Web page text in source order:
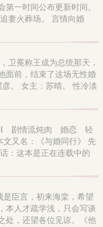
了他。自以为很聪明
第一时间公布更新时间。
妻火葬场。 言情向婚
1V1 SC 暖文 ，爽
奔赴，女强男强，势均
：顾时（闷骚维和部队
高的影后） 早在宋暖开
只腹黑又饿了多年的狼就
卫冕称王成为总统那天，
面前，结束了这场无性婚
。 女主：苏晴。 性冷淡
预警指南： 本文是《他
实向言情肉，架空，剧情
结合《他似火》一起看
过。 3：男女主sc，这本
抄袭融梗本文，
剧情流炖肉 婚恋 轻
又名：《与婚同行》 先
：这本是正在连载中的
他完结文搬运到海棠，大
面有多穷，真实身份就有
多禁欲……彻底的斯文败
主：林琛（卧底时用名慕
见识到林琛真正的坏
是臣言，初来海棠，希望
本人才疏学浅，只会写谈
处，还望各位见谅。《他